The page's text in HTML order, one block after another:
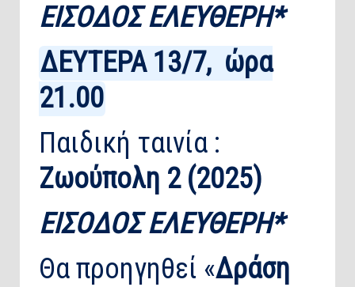
ΕΙΣΟΔΟΣ ΕΛΕΥΘΕΡΗ*
ΔΕΥΤΕΡΑ 13/7, ώρα
21.00
Παιδική ταινία :
Ζωούπολη 2 (2025)
ΕΙΣΟΔΟΣ ΕΛΕΥΘΕΡΗ*
Θα προηγηθεί «Δράση